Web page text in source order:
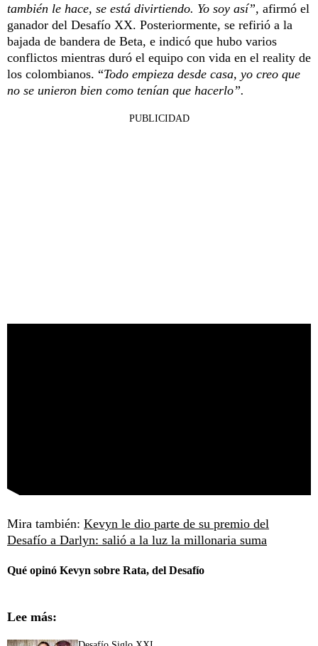
también le hace, se está divirtiendo. Yo soy así”, afirmó el
ganador del Desafío XX. Posteriormente, se refirió a la
bajada de bandera de Beta, e indicó que hubo varios
conflictos mientras duró el equipo con vida en el reality de
los colombianos. “Todo empieza desde casa, yo creo que
no se unieron bien como tenían que hacerlo”.
PUBLICIDAD
Mira también: Kevyn le dio parte de su premio del
Desafío a Darlyn: salió a la luz la millonaria suma
Qué opinó Kevyn sobre Rata, del Desafío
Lee más: